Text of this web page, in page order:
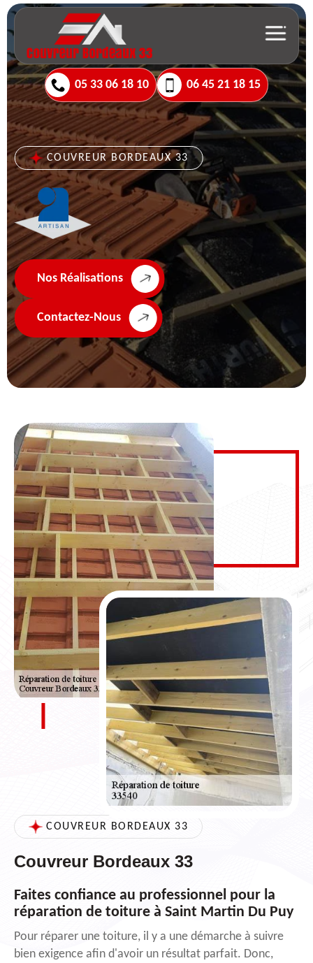
05 33 06 18 10 06 45 21 18 15
COUVREUR BORDEAUX 33
Nos Réalisations
Contactez-Nous
COUVREUR BORDEAUX 33
Couvreur Bordeaux 33
Faites confiance au professionnel pour la
réparation de toiture à Saint Martin Du Puy
Pour réparer une toiture, il y a une démarche à suivre
bien exigence afin d'avoir un résultat parfait. Donc,